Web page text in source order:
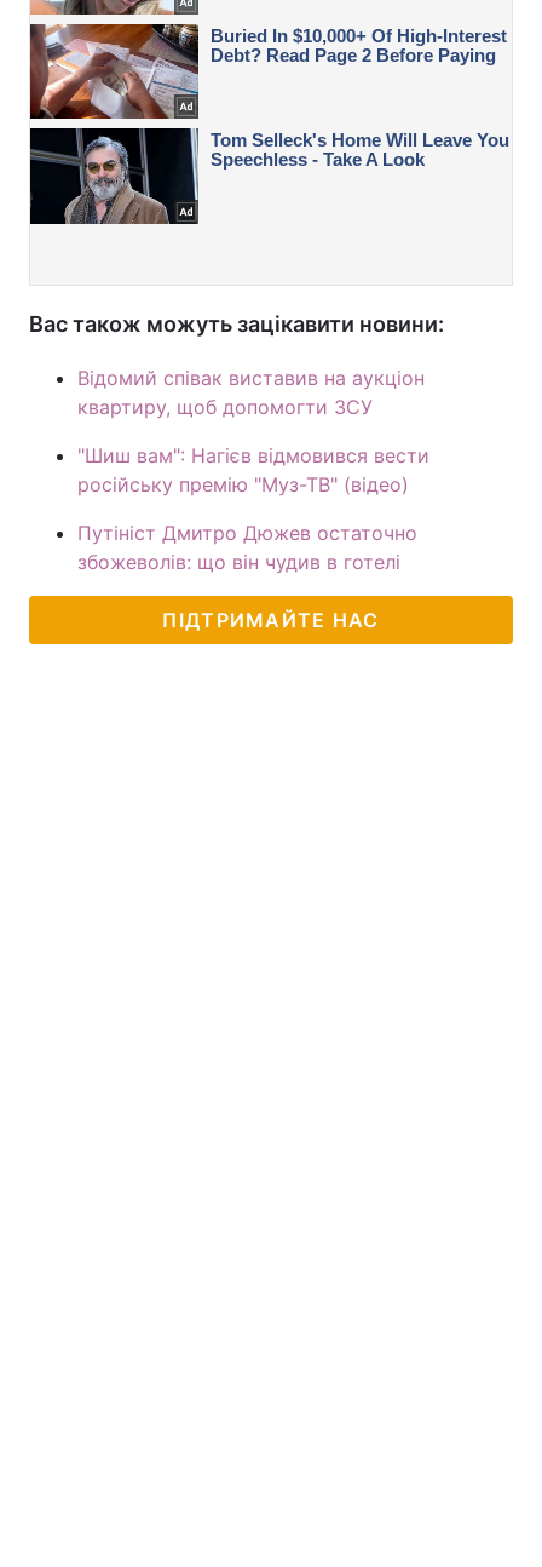
Вас також можуть зацікавити новини:
Відомий співак виставив на аукціон
квартиру, щоб допомогти ЗСУ
"Шиш вам": Нагієв відмовився вести
російську премію "Муз-ТВ" (відео)
Путініст Дмитро Дюжев остаточно
збожеволів: що він чудив в готелі
ПІДТРИМАЙТЕ НАС